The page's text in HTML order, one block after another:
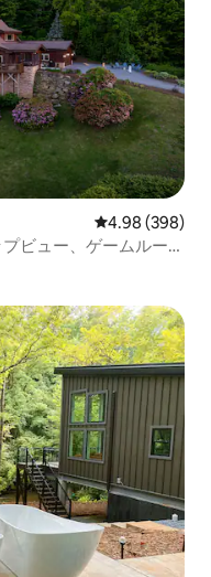
レビュー398
4.98 (398)
ビュー、ゲームルー